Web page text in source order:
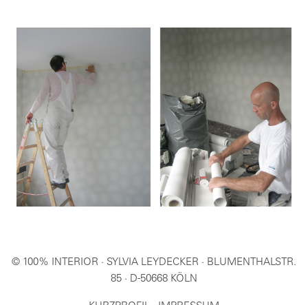
© 100% INTERIOR · SYLVIA LEYDECKER · BLUMENTHALSTR.
85 · D-50668 KÖLN